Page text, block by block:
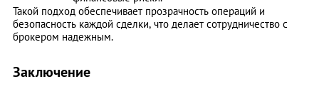
Такой подход обеспечивает прозрачность операций и
безопасность каждой сделки, что делает сотрудничество с
брокером надежным.
Заключение